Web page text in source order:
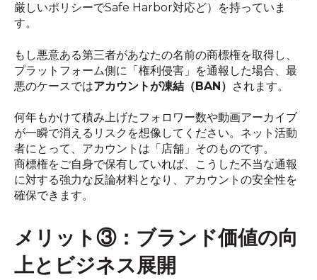
厳しいポリシーでSafe Harbor対応ど）を持っていま
す。
もし悪意ある第三者があなたの名前の商標権を取得し、
プラットフォーム側に「権利侵害」を通報した場合、最
悪のケースではアカウントが凍結（BAN） されます。
何年もかけて積み上げたフォロワー数や動画アーカイブ
が一瞬で消えるリスクを想像してください。ネット活動
者にとって、アカウントは「店舗」そのものです。
商標権をご自身で保有していれば、こうした不当な通報
に対する強力な反論材料となり、アカウントの安全性を
確保できます。
メリット③：ブランド価値の向
上とビジネス展開